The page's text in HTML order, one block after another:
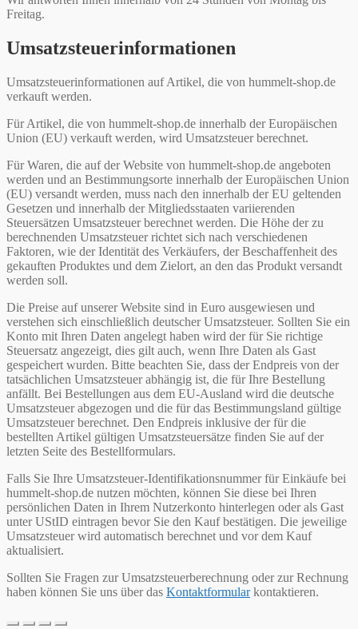
Freitag.
Umsatzsteuerinformationen
Umsatzsteuerinformationen auf Artikel, die von hummelt-shop.de
verkauft werden.
Für Artikel, die von hummelt-shop.de innerhalb der Europäischen
Union (EU) verkauft werden, wird Umsatzsteuer berechnet.
Für Waren, die auf der Website von hummelt-shop.de angeboten
werden und an Bestimmungsorte innerhalb der Europäischen Union
(EU) versandt werden, muss nach den innerhalb der EU geltenden
Gesetzen und innerhalb der Mitgliedsstaaten variierenden
Steuersätzen Umsatzsteuer berechnet werden. Die Höhe der zu
berechnenden Umsatzsteuer richtet sich nach verschiedenen
Faktoren, wie der Identität des Verkäufers, der Beschaffenheit des
gekauften Produktes und dem Zielort, an den das Produkt versandt
werden soll.
Die Preise auf unserer Website sind in Euro ausgewiesen und
verstehen sich einschließlich deutscher Umsatzsteuer. Sollten Sie ein
Konto mit Ihren Daten angelegt haben wird der für Sie richtige
Steuersatz angezeigt, dies gilt auch, wenn Ihre Daten als Gast
gespeichert wurden. Bitte beachten Sie, dass der Endpreis von der
tatsächlichen Umsatzsteuer abhängig ist, die für Ihre Bestellung
anfällt. Bei Bestellungen aus dem EU-Ausland wird die deutsche
Umsatzsteuer abgezogen und die für das Bestimmungsland gültige
Umsatzsteuer berechnet. Den Endpreis inklusive der für die
bestellten Artikel gültigen Umsatzsteuersätze finden Sie auf der
letzten Seite des Bestellformulars.
Falls Sie Ihre Umsatzsteuer-Identifikationsnummer für Einkäufe bei
hummelt-shop.de nutzen möchten, können Sie diese bei Ihren
persönlichen Daten in Ihrem Nutzerkonto hinterlegen oder als Gast
unter UStID eintragen bevor Sie den Kauf bestätigen. Die jeweilige
Umsatzsteuer wird automatisch berechnet und vor dem Kauf
aktualisiert.
Sollten Sie Fragen zur Umsatzsteuerberechnung oder zur Rechnung
haben können Sie uns über das Kontaktformularkontaktieren.